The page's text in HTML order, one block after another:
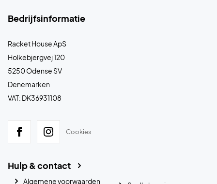
Bedrijfsinformatie
Racket House ApS
Holkebjergvej 120
5250 Odense SV
Denemarken
VAT: DK36931108
Cookies
Hulp & contact
Algemene voorwaarden